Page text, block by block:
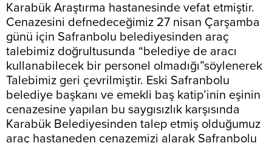
Karabük Araştırma hastanesinde vefat etmiştir.
Cenazesini defnedeceğimiz 27 nisan Çarşamba
günü için Safranbolu belediyesinden araç
talebimiz doğrultusunda “belediye de aracı
kullanabilecek bir personel olmadığı”söylenerek
Talebimiz geri çevrilmiştir. Eski Safranbolu
belediye başkanı ve emekli baş katip’inin eşinin
cenazesine yapılan bu saygısızlık karşısında
Karabük Belediyesinden talep etmiş olduğumuz
araç hastaneden cenazemizi alarak Safranbolu